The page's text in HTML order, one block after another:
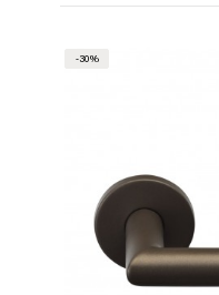
-30%